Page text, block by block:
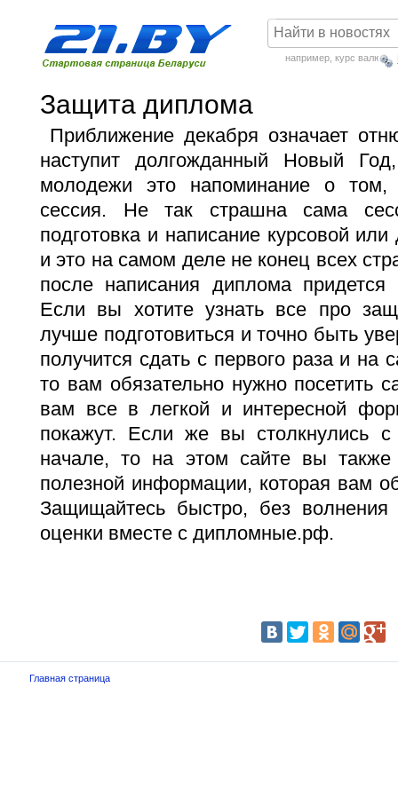
например, курс валют
Защита диплома
Приближение декабря означает
наступит долгожданный Новый
молодежи это напоминание о том,
сессия. Не так страшна сама
подготовка и написание курсовой
и это на самом деле не конец всех
после написания диплома
Если вы хотите узнать все про
лучше подготовиться и точно быть
получится сдать с первого раза и
то вам обязательно нужно посетить
вам все в легкой и интересной
покажут. Если же вы столкнулись
начале, то на этом сайте вы также
полезной информации, которая вам
Защищайтесь быстро, без
оценки вместе с дипломные.рф.
Главная страница